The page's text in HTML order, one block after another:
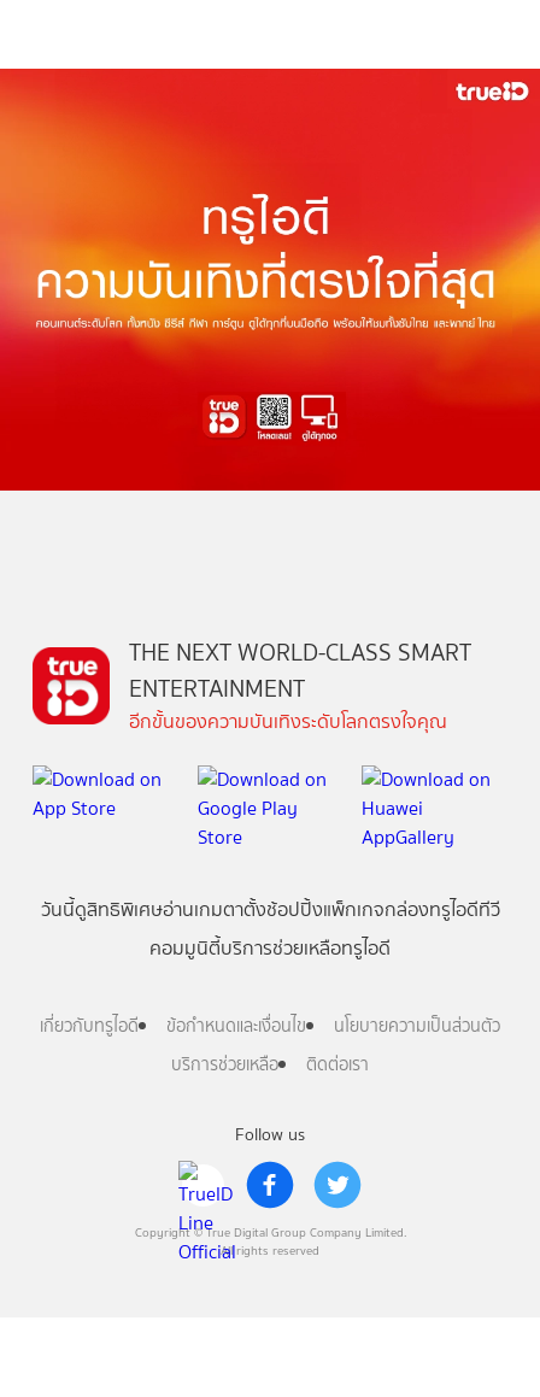
Follow us
Copyright © True Digital Group Company Limited.
All rights reserved
THE NEXT WORLD-CLASS SMART
ENTERTAINMENT
อีกขั้นของความบันเทิงระดับโลกตรงใจคุณ
วันนี้ดูสิทธิพิเศษอ่านเกมตาตั้งช้อปปิ้งแพ็กเกจกล่องทรูไอดีทีวี
คอมมูนิตี้บริการช่วยเหลือทรูไอดี
เกี่ยวกับทรูไอดี ข้อกำหนดและเงื่อนไข
นโยบายความเป็นส่วนตัว
บริการช่วยเหลือ
ติดต่อเรา